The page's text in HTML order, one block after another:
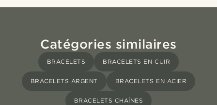
Catégories similaires
BRACELETS BRACELETS EN CUIR
BRACELETS ARGENT BRACELETS EN ACIER
BRACELETS CHAÎNES